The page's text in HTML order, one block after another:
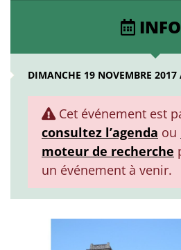
DIMANCHE 19 NOVEMBRE 2017
Cet événement est
consultez l’agenda ou
moteur de recherche
un événement à venir.